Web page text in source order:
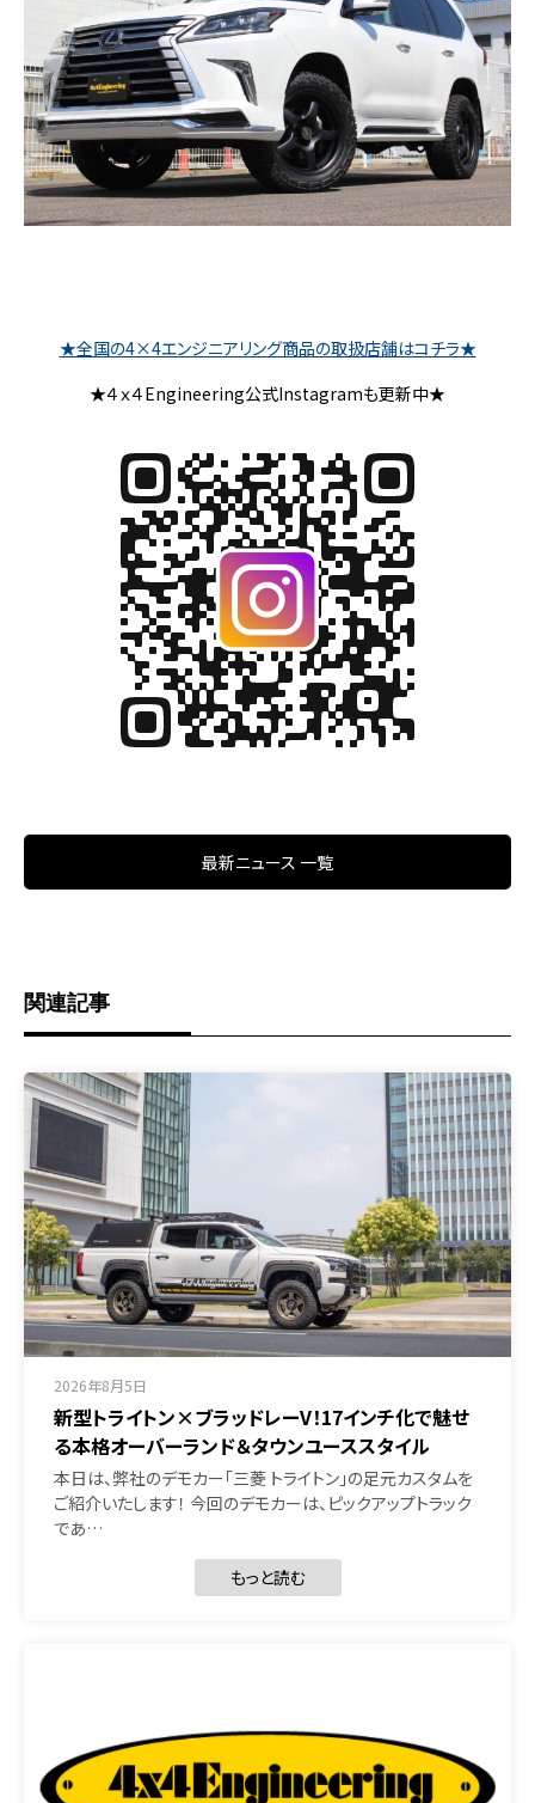
★全国の4×4エンジニアリング商品の取扱店舗はコチラ★
★４ｘ４Engineering公式Instagramも更新中★
最新ニュース 一覧
関連記事
2026年8月5日
新型トライトン×ブラッドレーV！17インチ化で魅せ
る本格オーバーランド＆タウンユーススタイル
本日は、弊社のデモカー「三菱 トライトン」の足元カスタムを
ご紹介いたします！ 今回のデモカーは、ピックアップトラック
であ…
もっと読む